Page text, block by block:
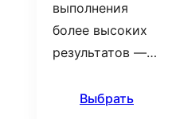
выполнения
более высоких
результатов —…
Выбрать